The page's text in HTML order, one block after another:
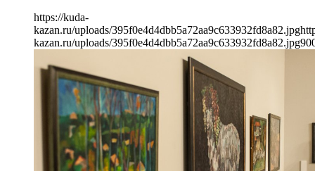
https://kuda-
kazan.ru/uploads/395f0e4d4dbb5a72aa9c633932fd8a82.jpg
kazan.ru/uploads/395f0e4d4dbb5a72aa9c633932fd8a82.jpg